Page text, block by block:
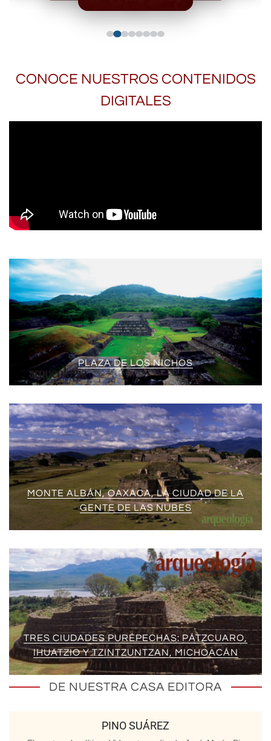
CONOCE NUESTROS CONTENIDOS
DIGITALES
PLAZA DE LOS NICHOS
MONTE ALBÁN, OAXACA, LA CIUDAD DE LA
GENTE DE LAS NUBES
TRES CIUDADES PURÉPECHAS: PÁTZCUARO,
IHUATZIO Y TZINTZUNTZAN, MICHOACÁN
DE NUESTRA CASA EDITORA
PINO SUÁREZ